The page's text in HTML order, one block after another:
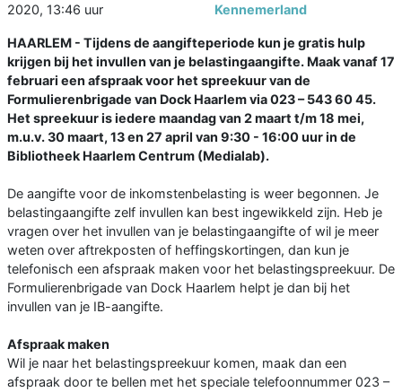
2020, 13:46 uur
Kennemerland
HAARLEM - Tijdens de aangifteperiode kun je gratis hulp
krijgen bij het invullen van je belastingaangifte. Maak vanaf 17
februari een afspraak voor het spreekuur van de
Formulierenbrigade van Dock Haarlem via 023 – 543 60 45.
Het spreekuur is iedere maandag van 2 maart t/m 18 mei,
m.u.v. 30 maart, 13 en 27 april van 9:30 - 16:00 uur in de
Bibliotheek Haarlem Centrum (Medialab).
De aangifte voor de inkomstenbelasting is weer begonnen. Je
belastingaangifte zelf invullen kan best ingewikkeld zijn. Heb je
vragen over het invullen van je belastingaangifte of wil je meer
weten over aftrekposten of heffingskortingen, dan kun je
telefonisch een afspraak maken voor het belastingspreekuur. De
Formulierenbrigade van Dock Haarlem helpt je dan bij het
invullen van je IB-aangifte.
Afspraak maken
Wil je naar het belastingspreekuur komen, maak dan een
afspraak door te bellen met het speciale telefoonnummer 023 –